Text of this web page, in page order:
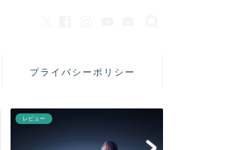
プライバシーポリシー
レビュー